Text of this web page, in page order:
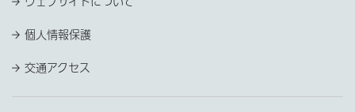
個人情報保護
交通アクセス